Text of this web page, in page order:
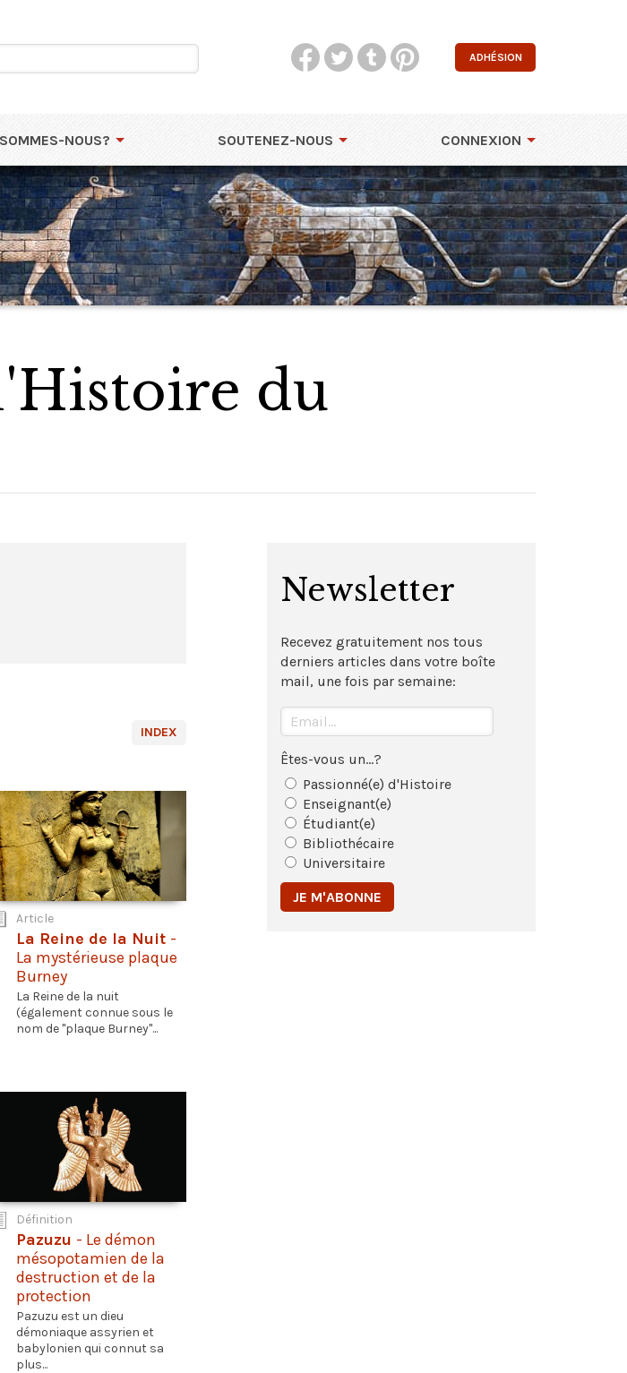
ADHÉSION
NOUS? SOUTENEZ-NOUS CONNEXION
du
INDEX
Article
La Reine de la Nuit -
La mystérieuse plaque
Burney
La Reine de la nuit
(également connue sous le
nom de "plaque Burney"...
Définition
Pazuzu - Le démon
mésopotamien de la
destruction et de la
protection
Pazuzu est un dieu
démoniaque assyrien et
babylonien qui connut sa
plus...
Newsletter
Recevez gratuitement nos tous
derniers articles dans votre boîte
mail, une fois par semaine:
Êtes-vous un...?
Passionné(e) d'Histoire
Enseignant(e)
Étudiant(e)
Bibliothécaire
Universitaire